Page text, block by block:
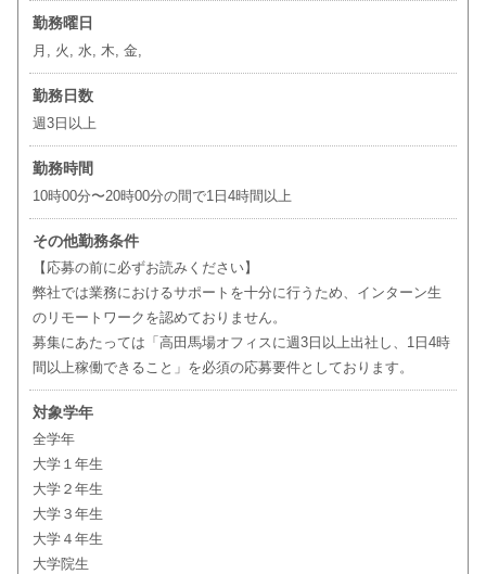
勤務曜日
月, 火, 水, 木, 金,
勤務日数
週3日以上
勤務時間
10時00分〜20時00分の間で1日4時間以上
その他勤務条件
【応募の前に必ずお読みください】
弊社では業務におけるサポートを十分に行うため、インターン生
のリモートワークを認めておりません。
募集にあたっては「高田馬場オフィスに週3日以上出社し、1日4時
間以上稼働できること」を必須の応募要件としております。
対象学年
全学年
大学１年生
大学２年生
大学３年生
大学４年生
大学院生